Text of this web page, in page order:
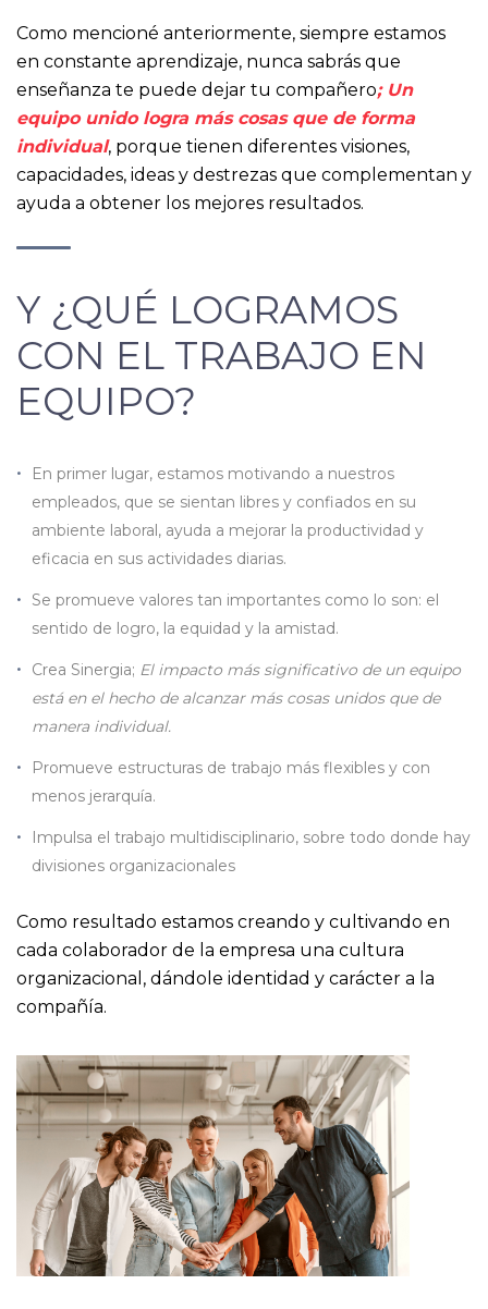
Como mencioné anteriormente, siempre estamos
en constante aprendizaje, nunca sabrás que
enseñanza te puede dejar tu compañero; Un
equipo unido logra más cosas que de forma
individual, porque tienen diferentes visiones,
capacidades, ideas y destrezas que complementan y
ayuda a obtener los mejores resultados.
Y ¿QUÉ LOGRAMOS
CON EL TRABAJO EN
EQUIPO?
En primer lugar, estamos motivando a nuestros
empleados, que se sientan libres y confiados en su
ambiente laboral, ayuda a mejorar la productividad y
eficacia en sus actividades diarias.
Se promueve valores tan importantes como lo son: el
sentido de logro, la equidad y la amistad.
Crea Sinergia; El impacto más significativo de un equipo
está en el hecho de alcanzar más cosas unidos que de
manera individual.
Promueve estructuras de trabajo más flexibles y con
menos jerarquía.
Impulsa el trabajo multidisciplinario, sobre todo donde hay
divisiones organizacionales
Como resultado estamos creando y cultivando en
cada colaborador de la empresa una cultura
organizacional, dándole identidad y carácter a la
compañía.